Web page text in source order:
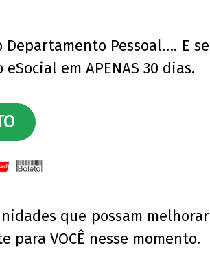
Pessoal…. E se
em APENAS 30 dias.
que possam melhorar
para VOCÊ nesse momento.